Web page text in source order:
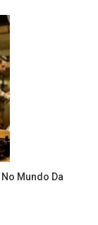
Mundo Da